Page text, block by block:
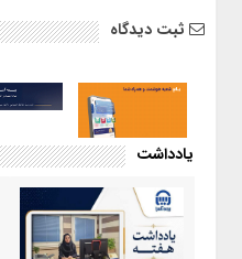
ثبت دیدگاه
یادداشت